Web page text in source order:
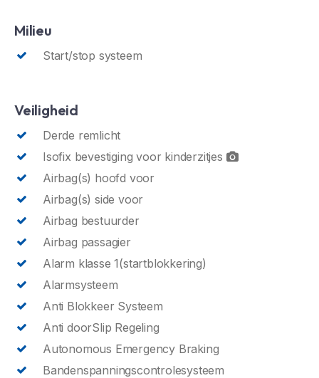
Milieu
Start/stop systeem
Veiligheid
Derde remlicht
Isofix bevestiging voor kinderzitjes
Airbag(s) hoofd voor
Airbag(s) side voor
Airbag bestuurder
Airbag passagier
Alarm klasse 1(startblokkering)
Alarmsysteem
Anti Blokkeer Systeem
Anti doorSlip Regeling
Autonomous Emergency Braking
Bandenspanningscontrolesysteem